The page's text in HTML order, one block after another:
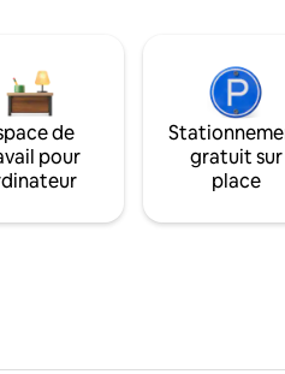
de
pour
gratuit sur
place